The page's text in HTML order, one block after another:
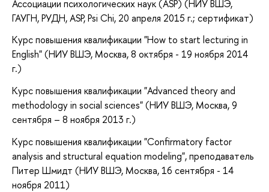
Ассоциации психологических наук (ASP) (НИУ ВШЭ,
ГАУГН, РУДН, ASP, Psi Chi, 20 апреля 2015 г.; сертификат)
Курс повышения квалификации "How to start lecturing in
English" (НИУ ВШЭ, Москва, 8 октября - 19 ноября 2014
г.)
Курс повышения квалификации "Advanced theory and
methodology in social sciences" (НИУ ВШЭ, Москва, 9
сентября – 8 ноября 2013 г.)
Курс повышения квалификации "Confirmatory factor
analysis and structural equation modeling", преподаватель
Питер Шмидт (НИУ ВШЭ, Москва, 16 сентября - 14
ноября 2011)